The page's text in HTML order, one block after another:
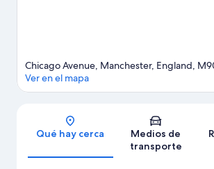
Sección del
Chicago Avenue, Manchester, England,
Ver en el mapa
Qué hay cerca
Medios de
transporte